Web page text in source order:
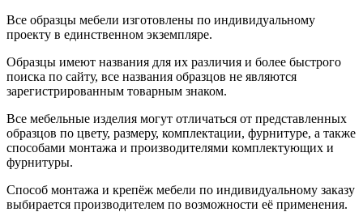
Все образцы мебели изготовлены по индивидуальному
проекту в единственном экземпляре.
Образцы имеют названия для их различия и более быстрого
поиска по сайту, все названия образцов не являются
зарегистрированным товарным знаком.
Все мебельные изделия могут отличаться от представленных
образцов по цвету, размеру, комплектации, фурнитуре, а также
способами монтажа и производителями комплектующих и
фурнитуры.
Способ монтажа и крепёж мебели по индивидуальному заказу
выбирается производителем по возможности её применения.